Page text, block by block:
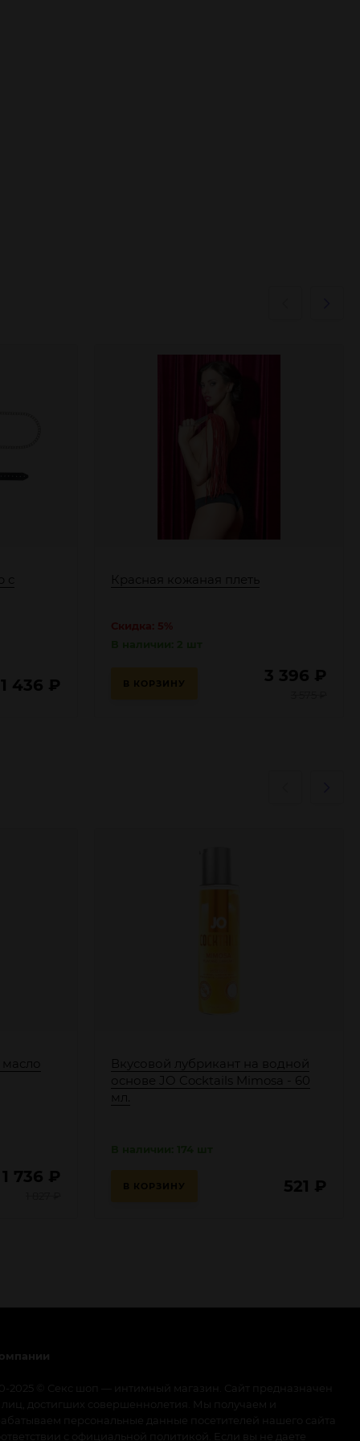
1 436 ₽
Красная кожаная плеть
В КОРЗИНУ 3 396 ₽
1 736 ₽
Вкусовой лубрикант на водной
основе JO Cocktails Mimosa - 60
мл.
В КОРЗИНУ 521 ₽
2025 © Секс шоп — интимный магазин. Сайт предназначен
лиц, достигших совершеннолетия. Мы получаем и
персональные данные посетителей нашего сайта
официальной политикой . Если вы не даете